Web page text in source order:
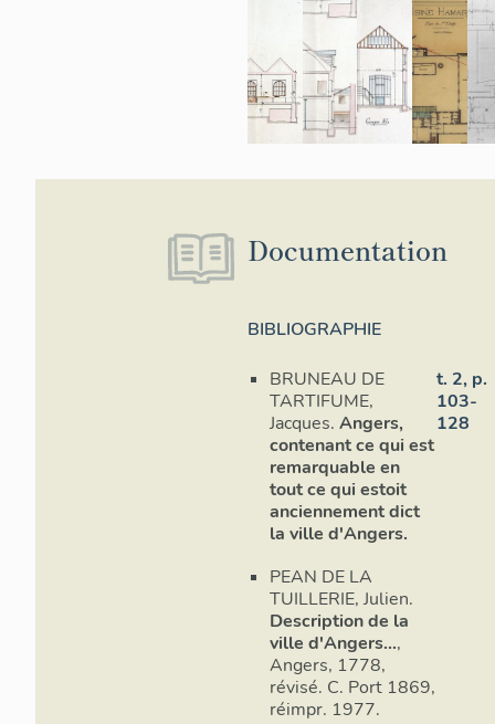
Documentation
BIBLIOGRAPHIE
BRUNEAU DE
TARTIFUME,
Jacques. Angers,
contenant ce qui est
remarquable en
tout ce qui estoit
anciennement dict
la ville d'Angers.
t. 2, p.
103-
128
PEAN DE LA
TUILLERIE, Julien.
Description de la
ville d'Angers...,
Angers, 1778,
révisé. C. Port 1869,
réimpr. 1977.